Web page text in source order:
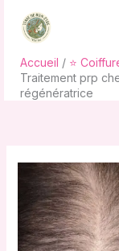
contenu
Accueil
⭐
Traitement prp
régénératrice